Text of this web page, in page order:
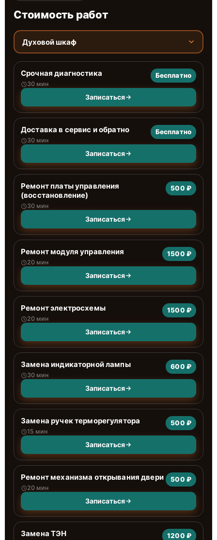
Стоимость работ
Духовой шкаф
Срочная диагностика
30 мин
Бесплатно
Записаться
Доставка в сервис и обратно
30 мин
Бесплатно
Записаться
Ремонт платы управления
(восстановление)
30 мин
500 ₽
Записаться
Ремонт модуля управления
20 мин
1500 ₽
Записаться
Ремонт электросхемы
20 мин
1500 ₽
Записаться
Замена индикаторной лампы
30 мин
600 ₽
Записаться
Замена ручек терморегулятора
15 мин
500 ₽
Записаться
Ремонт механизма открывания двери
20 мин
500 ₽
Записаться
Замена ТЭН 1200 ₽